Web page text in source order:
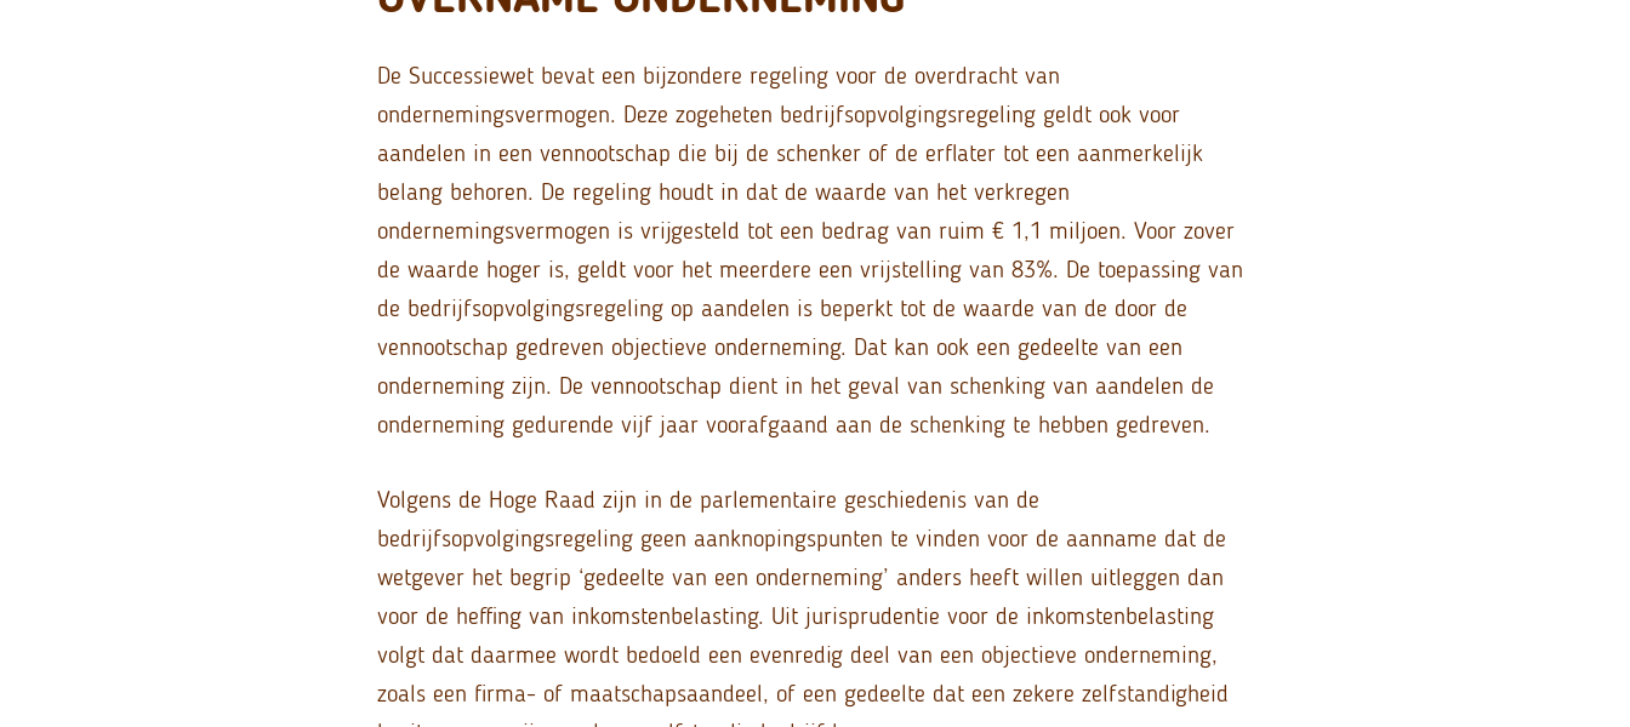
De Successiewet bevat een bijzondere regeling voor de overdracht van
ondernemingsvermogen. Deze zogeheten bedrijfsopvolgingsregeling geldt ook voor
aandelen in een vennootschap die bij de schenker of de erflater tot een aanmerkelijk
belang behoren. De regeling houdt in dat de waarde van het verkregen
ondernemingsvermogen is vrijgesteld tot een bedrag van ruim € 1,1 miljoen. Voor zover
de waarde hoger is, geldt voor het meerdere een vrijstelling van 83%. De toepassing van
de bedrijfsopvolgingsregeling op aandelen is beperkt tot de waarde van de door de
vennootschap gedreven objectieve onderneming. Dat kan ook een gedeelte van een
onderneming zijn. De vennootschap dient in het geval van schenking van aandelen de
onderneming gedurende vijf jaar voorafgaand aan de schenking te hebben gedreven.
Volgens de Hoge Raad zijn in de parlementaire geschiedenis van de
bedrijfsopvolgingsregeling geen aanknopingspunten te vinden voor de aanname dat de
wetgever het begrip ‘gedeelte van een onderneming’ anders heeft willen uitleggen dan
voor de heffing van inkomstenbelasting. Uit jurisprudentie voor de inkomstenbelasting
volgt dat daarmee wordt bedoeld een evenredig deel van een objectieve onderneming,
zoals een firma- of maatschapsaandeel, of een gedeelte dat een zekere zelfstandigheid